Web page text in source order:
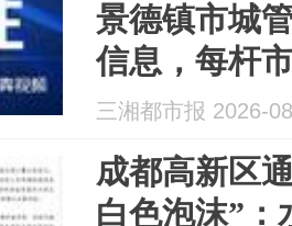
景德镇市城
信息，每杆
元
三湘都市报 2026-
成都高新区
白色泡沫”：